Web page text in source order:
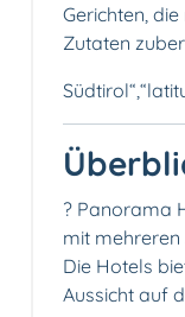
Gerichten,
Zutaten
? Panorama
mit mehreren
Die Hotels
Aussicht auf